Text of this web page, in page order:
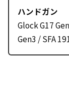
ハンドガン
Glock G17
Gen3 / SFA